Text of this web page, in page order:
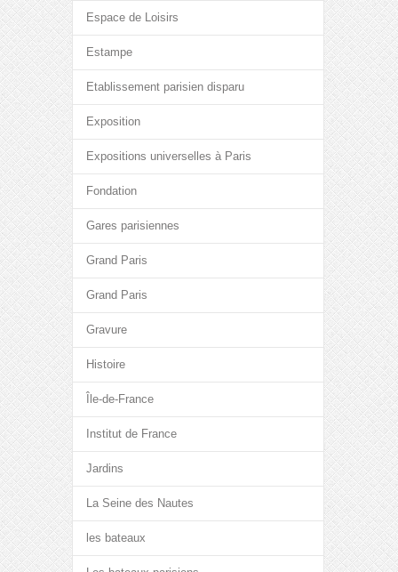
Espace de Loisirs
Estampe
Etablissement parisien disparu
Exposition
Expositions universelles à Paris
Fondation
Gares parisiennes
Grand Paris
Grand Paris
Gravure
Histoire
Île-de-France
Institut de France
Jardins
La Seine des Nautes
les bateaux